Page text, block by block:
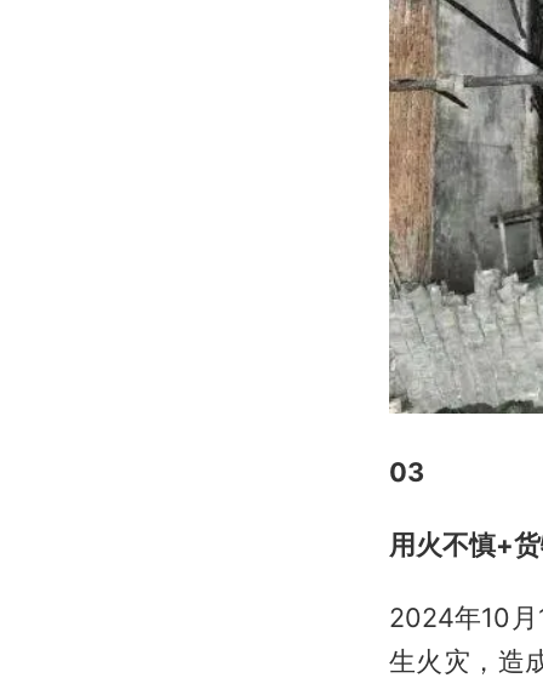
03
用火不慎+
2024年10
生火灾，造